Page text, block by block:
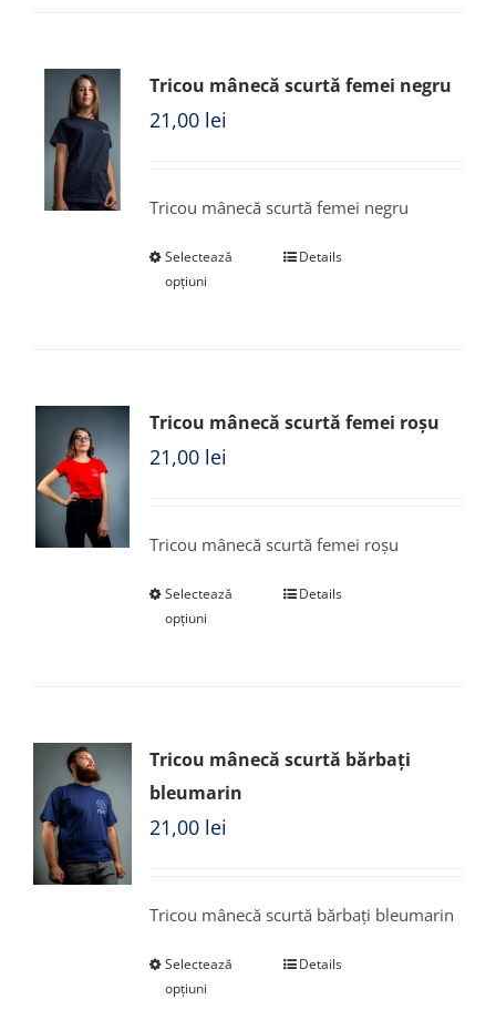
Tricou mânecă scurtă femei negru
21,00 lei
Tricou mânecă scurtă femei negru
Selectează
opțiuni
Details
Tricou mânecă scurtă femei roșu
21,00 lei
Tricou mânecă scurtă femei roșu
Selectează
opțiuni
Details
Tricou mânecă scurtă bărbați
bleumarin
21,00 lei
Tricou mânecă scurtă bărbați bleumarin
Selectează
opțiuni
Details